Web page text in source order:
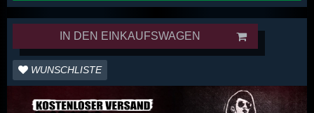
IN DEN EINKAUFSWAGEN
WUNSCHLISTE